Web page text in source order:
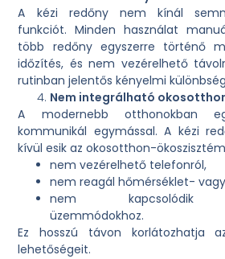
A kézi redőny nem kínál
funkciót. Minden használat
több redőny egyszerre történő
időzítés, és nem vezérelhető
rutinban jelentős kényelmi
Nem integrálható
A modernebb otthonokban
kommunikál egymással. A kézi
kívül esik az okosotthon-
nem vezérelhető telefonról,
nem reagál hőmérséklet-
nem kapcsolódik
üzemmódokhoz.
Ez hosszú távon korlátozhatja
lehetőségeit.